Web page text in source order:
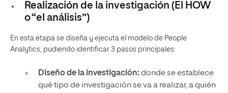
Realización de la investigación (El HOW
o “el análisis”)
En esta etapa se diseña y ejecuta el modelo de People
Analytics, pudiendo identificar 3 pasos principales:
Diseño de la investigación: donde se establece
qué tipo de investigación se va a realizar, a quién